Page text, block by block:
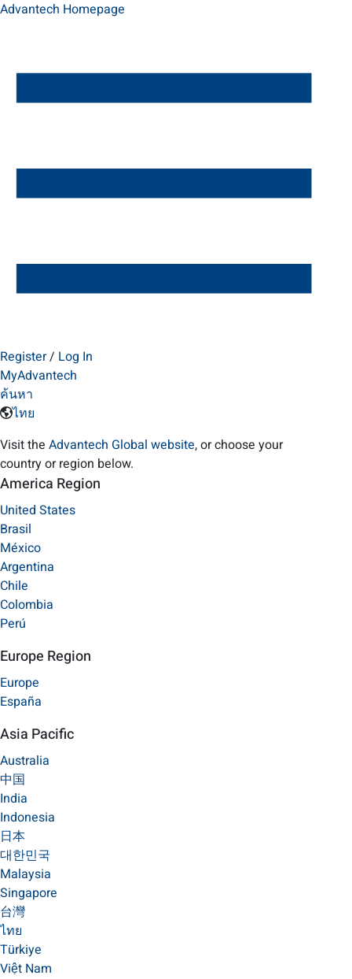
Advantech Homepage
Register/ Log In
MyAdvantech
ค้นหา
ไทย
Visit the Advantech Global website, or choose your
country or region below.
America Region
United States
Brasil
México
Argentina
Chile
Colombia
Perú
Europe Region
Europe
España
Asia Pacific
Australia
中国
India
Indonesia
日本
대한민국
Malaysia
Singapore
台灣
ไทย
Türkiye
Việt Nam